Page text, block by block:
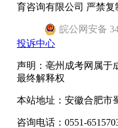
育咨询有限公司 严禁复
皖公网安备
投诉中心
声明：亳州成考网属于
最终解释权
本站地址：安徽合肥市
咨询电话：0551-